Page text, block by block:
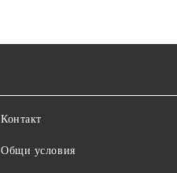
Контакт
Общи условия